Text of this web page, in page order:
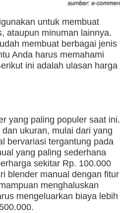
untuk membuat
ataupun minuman lainnya.
membuat berbagai jenis
Anda harus memahami
ini adalah ulasan harga
yang paling populer saat ini.
ukuran, mulai dari yang
bervariasi tergantung pada
yang paling sederhana
sekitar Rp. 100.000
blender manual dengan fitur
menghaluskan
mengeluarkan biaya lebih